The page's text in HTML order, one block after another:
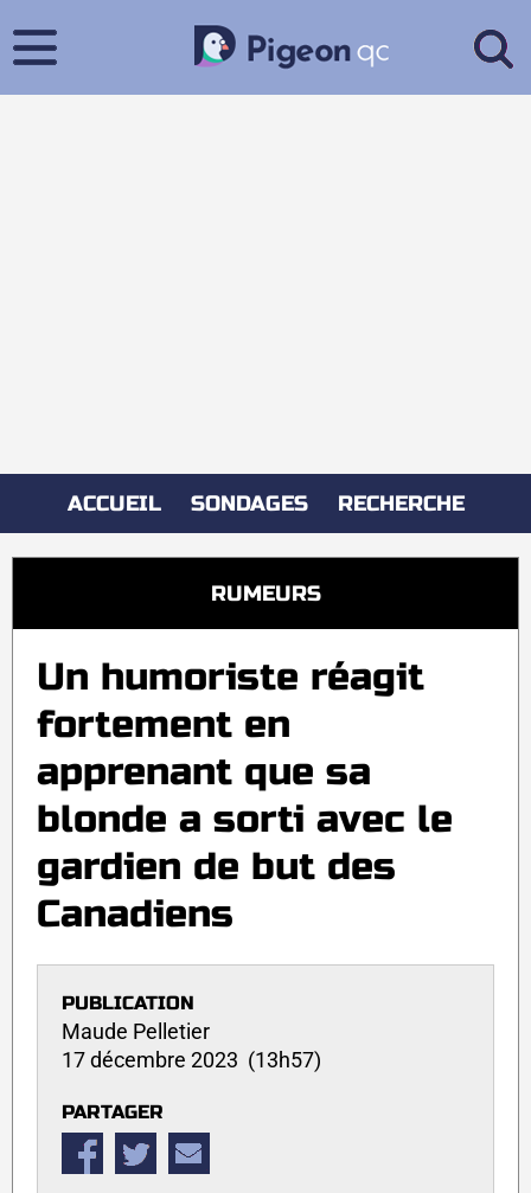
ACCUEIL SONDAGES RECHERCHE
RUMEURS
Un humoriste réagit
fortement en
apprenant que sa
blonde a sorti avec le
gardien de but des
Canadiens
PUBLICATION
Maude Pelletier
17 décembre 2023 (13h57)
PARTAGER